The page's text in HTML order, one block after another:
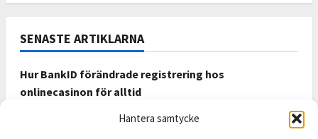
Hantera samtycke
SENASTE ARTIKLARNA
Hur BankID förändrade registrering hos
onlinecasinon för alltid
SVT lägger medvetet ner populära program